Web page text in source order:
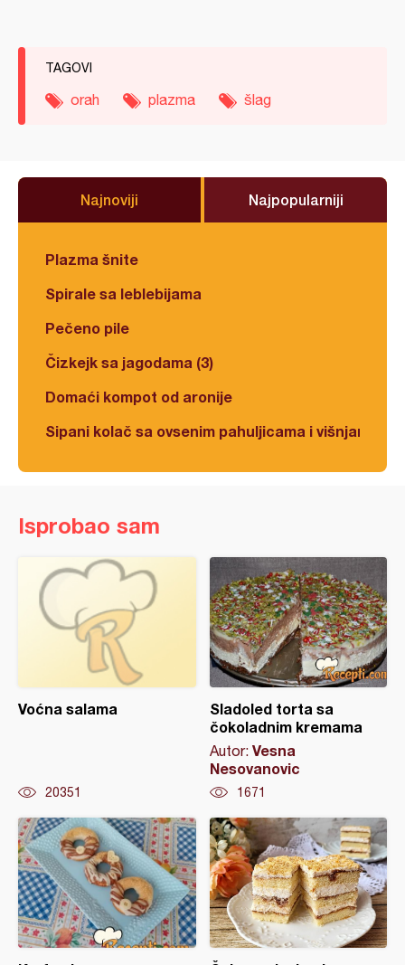
TAGOVI
orah plazma šlag
Najnoviji Najpopularniji
Plazma šnite
Spirale sa leblebijama
Pečeno pile
Čizkejk sa jagodama (3)
Domaći kompot od aronije
Sipani kolač sa ovsenim pahuljicama i višnjama
Isprobao sam
Voćna salama
20351
Sladoled torta sa
čokoladnim kremama
Autor: Vesna
Nesovanovic
1671